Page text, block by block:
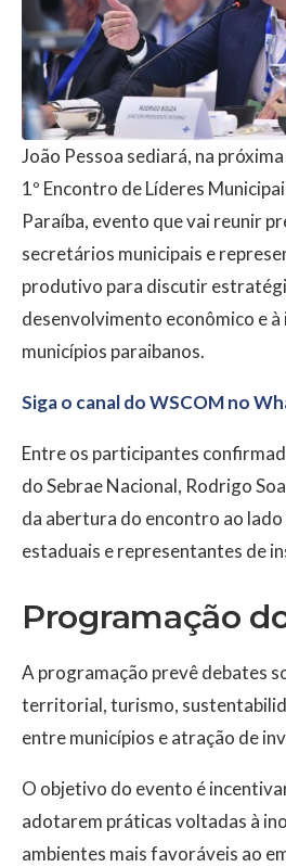
João Pessoa sediará, na
1º Encontro de Líderes
Paraíba, evento que vai reunir
secretários municipais e
produtivo para discutir
desenvolvimento econômico e à
municípios paraibanos.
Siga o canal do WSCOM no
Entre os participantes
do Sebrae Nacional, Rodrigo
da abertura do encontro ao
estaduais e representantes de
Programação
A programação prevê debates
territorial, turismo,
entre municípios e atração de
O objetivo do evento é
adotarem práticas voltadas à
ambientes mais favoráveis ao